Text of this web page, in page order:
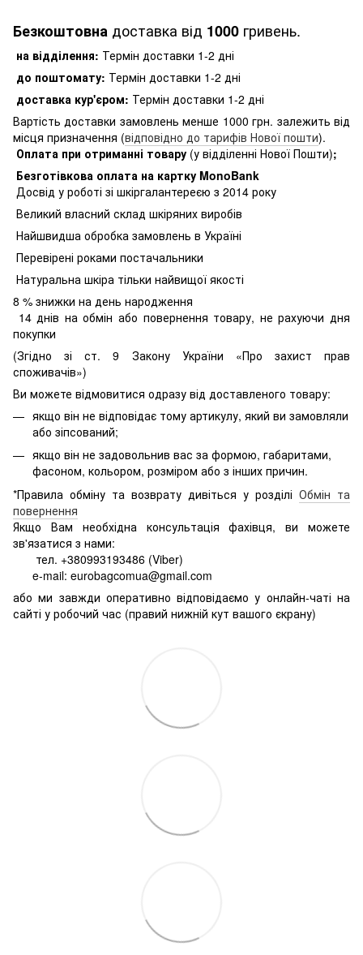
Безкоштовна доставка від 1000 гривень.
на відділення: Термін доставки 1-2 дні
до поштомату: Термін доставки 1-2 дні
доставка кур'єром: Термін доставки 1-2 дні
Вартість доставки замовлень менше 1000 грн. залежить від
місця призначення (відповідно до тарифів Нової пошти).
Оплата при отриманні товару (у відділенні Нової Пошти);
Безготівкова оплата на картку MonoBank
Досвід у роботі зі шкіргалантереєю з 2014 року
Великий власний склад шкіряних виробів
Найшвидша обробка замовлень в Україні
Перевірені роками постачальники
Натуральна шкіра тільки найвищої якості
8 % знижки на день народження
14 днів на обмін або повернення товару, не рахуючи дня
покупки
(Згідно зі ст. 9 Закону України «Про захист прав
споживачів»)
Ви можете відмовитися одразу від доставленого товару:
якщо він не відповідає тому артикулу, який ви замовляли
або зіпсований;
якщо він не задовольнив вас за формою, габаритами,
фасоном, кольором, розміром або з інших причин.
*Правила обміну та возврату дивіться у розділі Обмін та
повернення
Якщо Вам необхідна консультація фахівця, ви можете
зв'язатися з нами:
тел. +380993193486 (Viber)
e-mail: eurobagcomua@gmail.com
або ми завжди оперативно відповідаємо у онлайн-чаті на
сайті у робочий час (правий нижній кут вашого єкрану)